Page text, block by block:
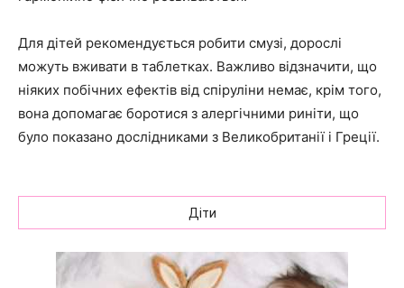
Для дітей рекомендується робити смузі, дорослі
можуть вживати в таблетках. Важливо відзначити, що
ніяких побічних ефектів від спіруліни немає, крім того,
вона допомагає боротися з алергічними риніти, що
було показано дослідниками з Великобританії і Греції.
Діти